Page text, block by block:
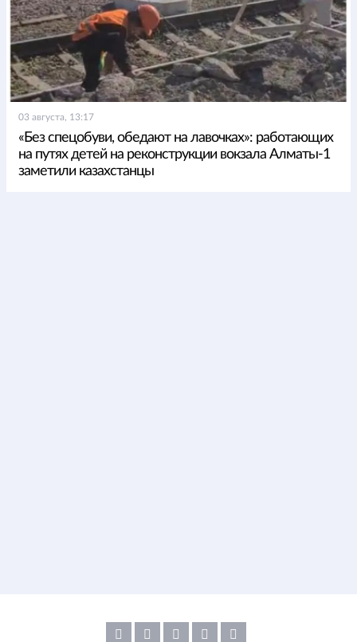
03 августа, 13:17
«Без спецобуви, обедают на лавочках»: работающих
на путях детей на реконструкции вокзала Алматы-1
заметили казахстанцы